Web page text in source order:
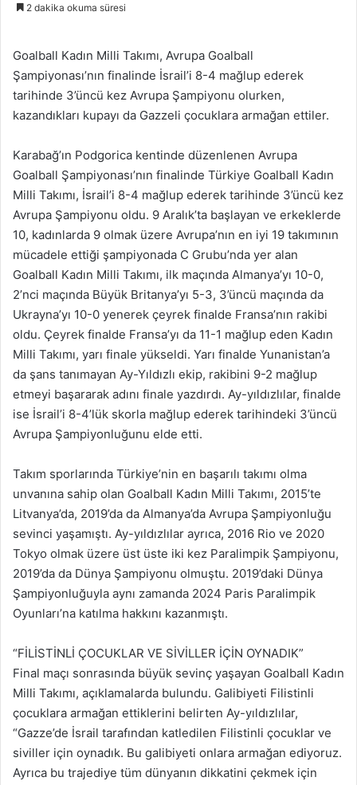
2 dakika okuma süresi
Goalball Kadın Milli Takımı, Avrupa Goalball
Şampiyonası’nın finalinde İsrail’i 8-4 mağlup ederek
tarihinde 3’üncü kez Avrupa Şampiyonu olurken,
kazandıkları kupayı da Gazzeli çocuklara armağan ettiler.
Karabağ’ın Podgorica kentinde düzenlenen Avrupa
Goalball Şampiyonası’nın finalinde Türkiye Goalball Kadın
Milli Takımı, İsrail’i 8-4 mağlup ederek tarihinde 3’üncü kez
Avrupa Şampiyonu oldu. 9 Aralık’ta başlayan ve erkeklerde
10, kadınlarda 9 olmak üzere Avrupa’nın en iyi 19 takımının
mücadele ettiği şampiyonada C Grubu’nda yer alan
Goalball Kadın Milli Takımı, ilk maçında Almanya’yı 10-0,
2’nci maçında Büyük Britanya’yı 5-3, 3’üncü maçında da
Ukrayna’yı 10-0 yenerek çeyrek finalde Fransa’nın rakibi
oldu. Çeyrek finalde Fransa’yı da 11-1 mağlup eden Kadın
Milli Takımı, yarı finale yükseldi. Yarı finalde Yunanistan’a
da şans tanımayan Ay-Yıldızlı ekip, rakibini 9-2 mağlup
etmeyi başararak adını finale yazdırdı. Ay-yıldızlılar, finalde
ise İsrail’i 8-4’lük skorla mağlup ederek tarihindeki 3’üncü
Avrupa Şampiyonluğunu elde etti.
Takım sporlarında Türkiye’nin en başarılı takımı olma
unvanına sahip olan Goalball Kadın Milli Takımı, 2015’te
Litvanya’da, 2019’da da Almanya’da Avrupa Şampiyonluğu
sevinci yaşamıştı. Ay-yıldızlılar ayrıca, 2016 Rio ve 2020
Tokyo olmak üzere üst üste iki kez Paralimpik Şampiyonu,
2019’da da Dünya Şampiyonu olmuştu. 2019’daki Dünya
Şampiyonluğuyla aynı zamanda 2024 Paris Paralimpik
Oyunları’na katılma hakkını kazanmıştı.
“FİLİSTİNLİ ÇOCUKLAR VE SİVİLLER İÇİN OYNADIK”
Final maçı sonrasında büyük sevinç yaşayan Goalball Kadın
Milli Takımı, açıklamalarda bulundu. Galibiyeti Filistinli
çocuklara armağan ettiklerini belirten Ay-yıldızlılar,
“Gazze’de İsrail tarafından katledilen Filistinli çocuklar ve
siviller için oynadık. Bu galibiyeti onlara armağan ediyoruz.
Ayrıca bu trajediye tüm dünyanın dikkatini çekmek için